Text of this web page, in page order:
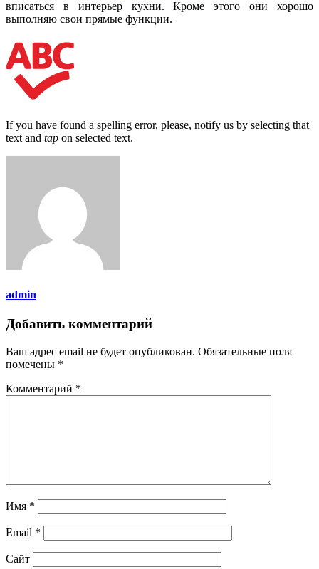
вписаться в интерьер кухни. Кроме этого они хорошо
выполняю свои прямые функции.
If you have found a spelling error, please, notify us by selecting that
text and tap on selected text.
admin
Добавить комментарий
Ваш адрес email не будет опубликован. Обязательные поля
помечены *
Комментарий *
Имя *
Email *
Сайт